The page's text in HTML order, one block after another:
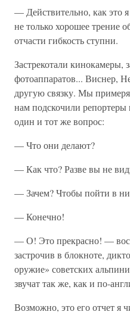
— Действительно, как это
не только хорошее трение
отчасти гибкость ступни.
Застрекотали кинокамеры,
фотоаппаратов... Виснер,
другую связку. Мы
нам подскочили репортеры
один и тот же вопрос:
— Что они делают?
— Как что? Разве вы не
— Зачем? Чтобы пойти в
— Конечно!
— О! Это прекрасно! —
застрочив в блокноте,
оружие» советских
звучат так же, как и по-
Возможно, это его отчет я